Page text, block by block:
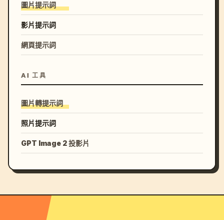
圖片提示詞
影片提示詞
網頁提示詞
AI 工具
圖片轉提示詞
照片提示詞
GPT Image 2 投影片